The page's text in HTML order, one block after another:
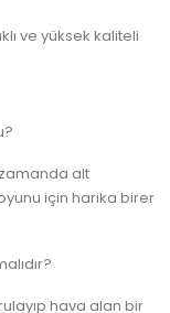
ve yüksek kaliteli
alt
için harika birer
hava alan bir